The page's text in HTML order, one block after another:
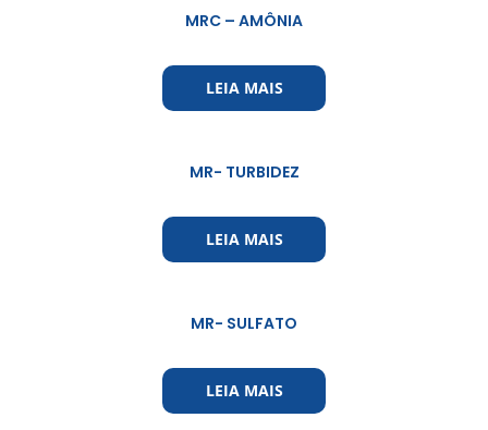
MRC – AMÔNIA
LEIA MAIS
MR- TURBIDEZ
LEIA MAIS
MR- SULFATO
LEIA MAIS